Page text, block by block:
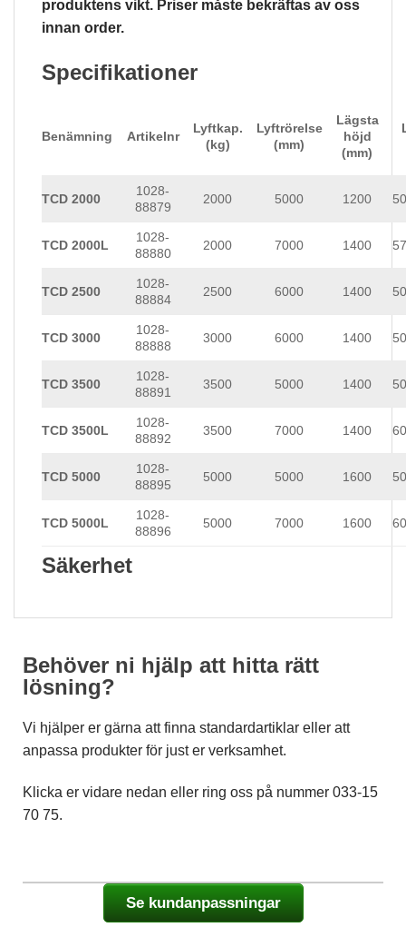
produktens vikt. Priser måste bekräftas av oss
innan order.
Specifikationer
Benämning Artikelnr
Lyftkap.
(kg)
Lyftrörelse
(mm)
Lägsta
höjd
(mm)
TCD 2000
1028-
88879
2000 5000 1200
TCD 2000L
1028-
88880
2000 7000 1400
TCD 2500
1028-
88884
2500 6000 1400
TCD 3000
1028-
88888
3000 6000 1400
TCD 3500
1028-
88891
3500 5000 1400
TCD 3500L
1028-
88892
3500 7000 1400
TCD 5000
1028-
88895
5000 5000 1600
TCD 5000L
1028-
88896
5000 7000 1600
Säkerhet
Behöver ni hjälp att hitta rätt
lösning?
Vi hjälper er gärna att finna standardartiklar eller att
anpassa produkter för just er verksamhet.
Klicka er vidare nedan eller ring oss på nummer 033-15
70 75.
Se kundanpassningar